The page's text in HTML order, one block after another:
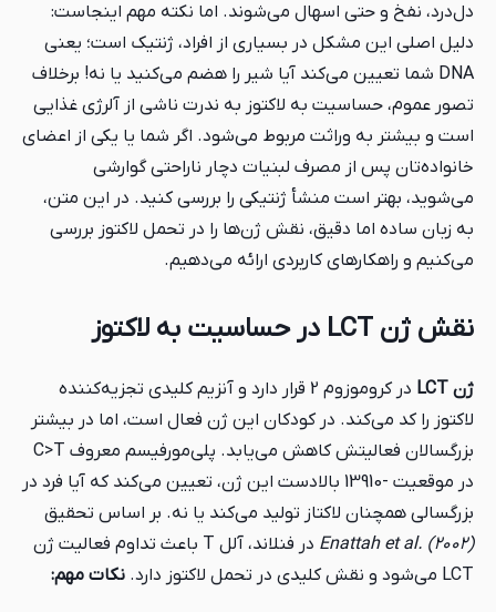
دل‌درد، نفخ و حتی اسهال می‌شوند. اما نکته مهم اینجاست:
دلیل اصلی این مشکل در بسیاری از افراد، ژنتیک است؛ یعنی
DNA شما تعیین می‌کند آیا شیر را هضم می‌کنید یا نه! برخلاف
تصور عموم، حساسیت به لاکتوز به ندرت ناشی از آلرژی غذایی
است و بیشتر به وراثت مربوط می‌شود. اگر شما یا یکی از اعضای
خانواده‌تان پس از مصرف لبنیات دچار ناراحتی گوارشی
می‌شوید، بهتر است منشأ ژنتیکی را بررسی کنید. در این متن،
به زبان ساده اما دقیق، نقش ژن‌ها را در تحمل لاکتوز بررسی
می‌کنیم و راهکارهای کاربردی ارائه می‌دهیم.
نقش ژن LCT در حساسیت به لاکتوز
ژن LCT
در کروموزوم 2 قرار دارد و آنزیم کلیدی تجزیه‌کننده
لاکتوز را کد می‌کند. در کودکان این ژن فعال است، اما در بیشتر
بزرگسالان فعالیتش کاهش می‌یابد. پلی‌مورفیسم معروف C>T
در موقعیت -13910 بالادست این ژن، تعیین می‌کند که آیا فرد در
بزرگسالی همچنان لاکتاز تولید می‌کند یا نه. بر اساس تحقیق
Enattah et al. (2002)
در فنلاند، آلل T باعث تداوم فعالیت ژن
LCT می‌شود و نقش کلیدی در تحمل لاکتوز دارد.
نکات مهم: